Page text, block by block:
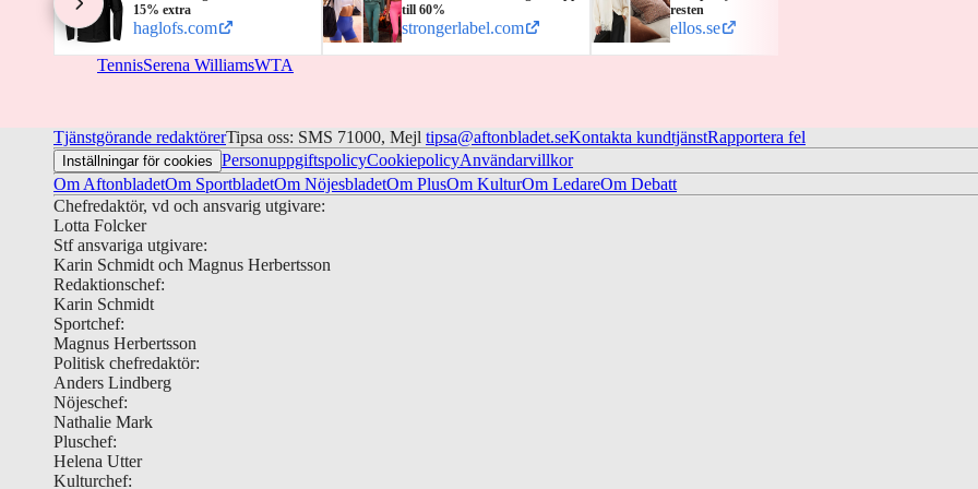
15% extra
haglofs.com
till 60%
strongerlabel.com
resten
ellos.se
TennisSerena WilliamsWTA
Tjänstgörande redaktörerTipsa oss: SMS 71000, Mejl tipsa@aftonbladet.seKontakta kundtjänstRapportera fel
Inställningar för cookies PersonuppgiftspolicyCookiepolicyAnvändarvillkor
Om AftonbladetOm SportbladetOm NöjesbladetOm PlusOm KulturOm LedareOm Debatt
Chefredaktör, vd och ansvarig utgivare:
Lotta Folcker
Stf ansvariga utgivare:
Karin Schmidt och Magnus Herbertsson
Redaktionschef:
Karin Schmidt
Sportchef:
Magnus Herbertsson
Politisk chefredaktör:
Anders Lindberg
Nöjeschef:
Nathalie Mark
Pluschef:
Helena Utter
Kulturchef: